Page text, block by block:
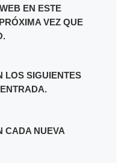
EN ESTE
VEZ QUE
LOS SIGUIENTES
CADA NUEVA